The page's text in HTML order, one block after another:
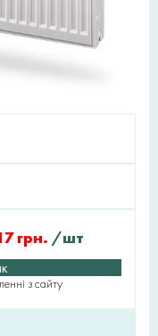
грн. /шт
з сайту